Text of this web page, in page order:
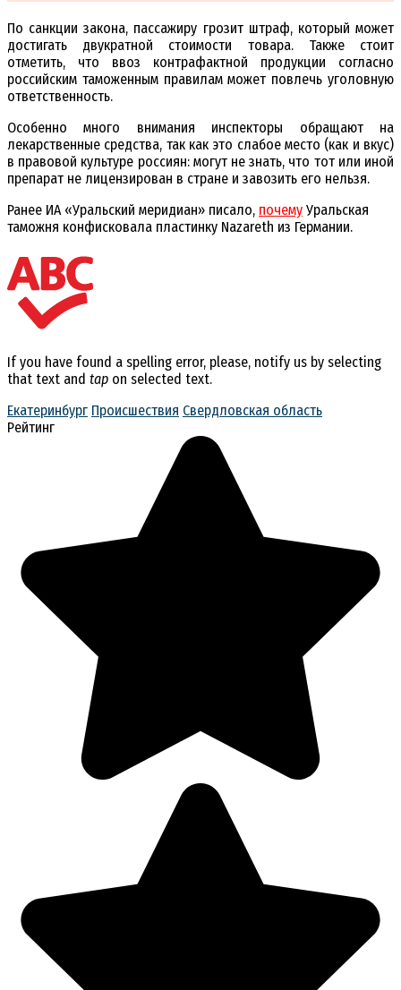
По санкции закона, пассажиру грозит штраф, который может
достигать двукратной стоимости товара. Также стоит
отметить, что ввоз контрафактной продукции согласно
российским таможенным правилам может повлечь уголовную
ответственность.
Особенно много внимания инспекторы обращают на
лекарственные средства, так как это слабое место (как и вкус)
в правовой культуре россиян: могут не знать, что тот или иной
препарат не лицензирован в стране и завозить его нельзя.
Ранее ИА «Уральский меридиан» писало, почему Уральская
таможня конфисковала пластинку Nazareth из Германии.
If you have found a spelling error, please, notify us by selecting
that text and tap on selected text.
Екатеринбург Происшествия Свердловская область
Рейтинг